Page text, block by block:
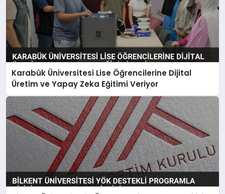
Karabük Üniversitesi Lise Öğrencilerine Dijital
Üretim ve Yapay Zeka Eğitimi Veriyor